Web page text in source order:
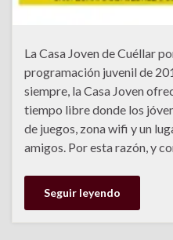
La Casa Joven de Cuéllar
programación juvenil de
siempre, la Casa Joven
tiempo libre donde los
de juegos, zona wifi y un
amigos. Por esta razón, y
Seguir leyendo